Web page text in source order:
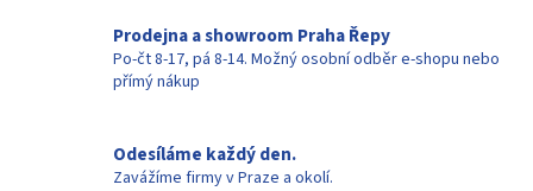
Prodejna a showroom Praha Řepy
Po-čt 8-17, pá 8-14. Možný osobní odběr e-shopu nebo
přímý nákup
Odesíláme každý den.
Zavážíme firmy v Praze a okolí.